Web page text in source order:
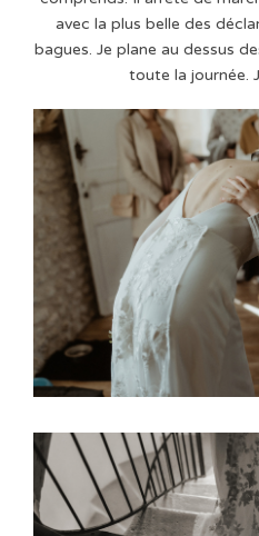
avec la plus belle des
bagues. Je plane au dessus
toute la journée.